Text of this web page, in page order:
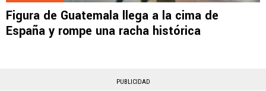
Figura de Guatemala llega a la cima de
España y rompe una racha histórica
PUBLICIDAD